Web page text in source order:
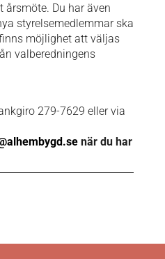
årsmöte. Du har även
styrelsemedlemmar ska
möjlighet att väljas
valberedningens
279-7629 eller via
när du har